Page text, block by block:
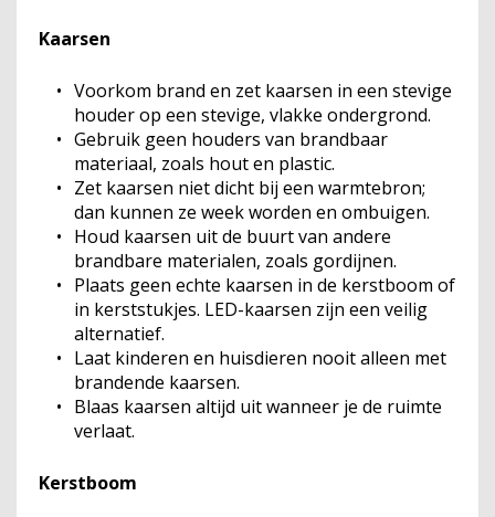
Kaarsen
Voorkom brand en zet kaarsen in een stevige
houder op een stevige, vlakke ondergrond.
Gebruik geen houders van brandbaar
materiaal, zoals hout en plastic.
Zet kaarsen niet dicht bij een warmtebron;
dan kunnen ze week worden en ombuigen.
Houd kaarsen uit de buurt van andere
brandbare materialen, zoals gordijnen.
Plaats geen echte kaarsen in de kerstboom of
in kerststukjes. LED-kaarsen zijn een veilig
alternatief.
Laat kinderen en huisdieren nooit alleen met
brandende kaarsen.
Blaas kaarsen altijd uit wanneer je de ruimte
verlaat.
Kerstboom